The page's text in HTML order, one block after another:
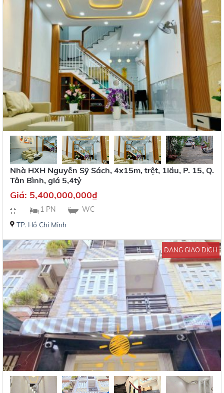
Nhà HXH Nguyễn Sỹ Sách, 4x15m, trệt, 1lầu, P. 15, Q.
Tân Bình, giá 5,4tỷ
Giá: 5,400,000,000₫
1 PN WC
TP. Hồ Chí Minh
ĐANG GIAO DỊCH